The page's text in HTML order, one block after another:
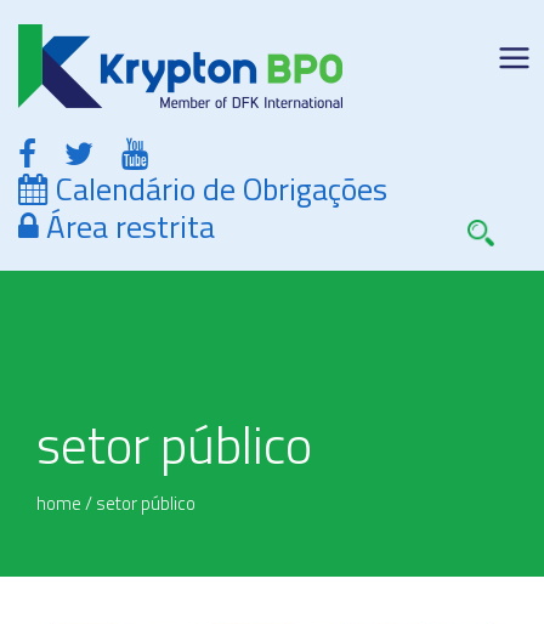
Calendário de Obrigações
Área restrita
setor público
home/setor público